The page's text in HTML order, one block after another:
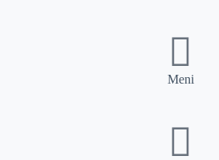
Meni